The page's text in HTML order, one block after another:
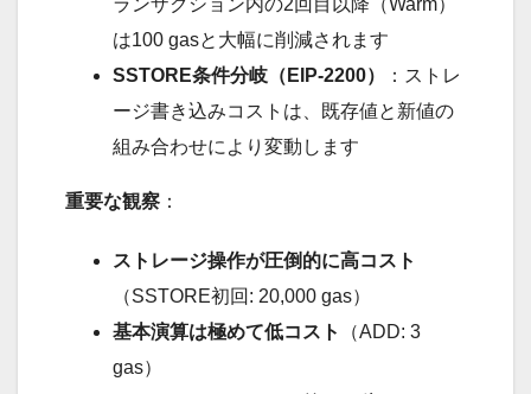
ランザクション内の2回目以降（Warm）
は100 gasと大幅に削減されます
SSTORE条件分岐（EIP-2200）
：ストレ
ージ書き込みコストは、既存値と新値の
組み合わせにより変動します
重要な観察 ：
ストレージ操作が圧倒的に高コスト
（SSTORE初回: 20,000 gas）
基本演算は極めて低コスト
（ADD: 3
gas）